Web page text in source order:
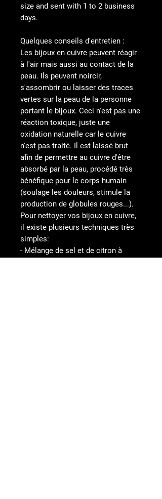
size and sent with 1 to 2 business
days.
Quelques conseils d'entretien :
Les bijoux en cuivre peuvent réagir
à l'air mais aussi au contact de la
peau. Ils peuvent noircir,
s'assombrir ou laisser des traces
vertes sur la peau de la personne
portant le bijoux. Ceci n'est pas une
réaction toxique, juste une
oxidation naturelle car le cuivre
n'est pas traité. Il est laissé brut
afin de permettre au cuivre d'être
absorbé par la peau, procédé très
bénéfique pour le corps humain
(soulage les douleurs, stimule la
production de globules rouges...).
Pour nettoyer vos bijoux en cuivre,
il existe plusieurs techniques très
simples:
- Mélange de sel et de citron à